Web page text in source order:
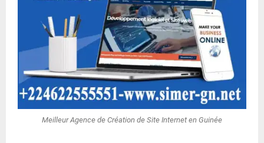
Meilleur Agence de Création de Site Internet en Guinée